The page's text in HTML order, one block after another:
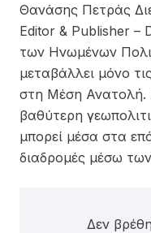
Θανάσης Πετράς
Editor & Publisher –
των Ηνωμένων
μεταβάλλει μόνο
στη Μέση Ανατολή.
βαθύτερη
μπορεί μέσα στα
διαδρομές μέσω
Δεν